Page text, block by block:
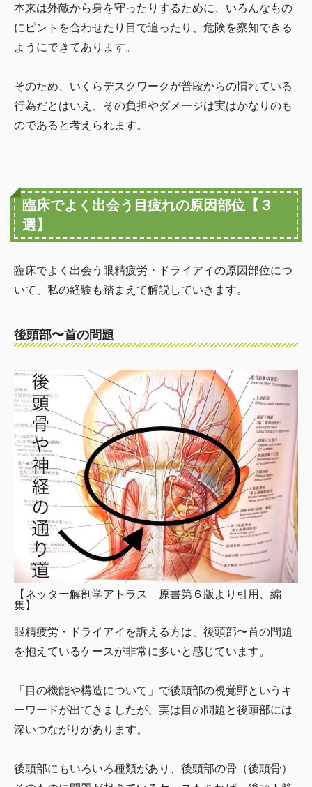
本来は外敵から身を守ったりするために、いろんなもの
にピントを合わせたり目で追ったり、危険を察知できる
ようにできてあります。
そのため、いくらデスクワークが普段からの慣れている
行為だとはいえ、その負担やダメージは実はかなりのも
のであると考えられます。
臨床でよく出会う目疲れの原因部位【３
選】
臨床でよく出会う眼精疲労・ドライアイの原因部位につ
いて、私の経験も踏まえて解説していきます。
後頭部〜首の問題
【ネッター解剖学アトラス 原書第６版より引用、編
集】
眼精疲労・ドライアイを訴える方は、後頭部〜首の問題
を抱えているケースが非常に多いと感じています。
「目の機能や構造について」で後頭部の視覚野というキ
ーワードが出てきましたが、実は目の問題と後頭部には
深いつながりがあります。
後頭部にもいろいろ種類があり、後頭部の骨（後頭骨）